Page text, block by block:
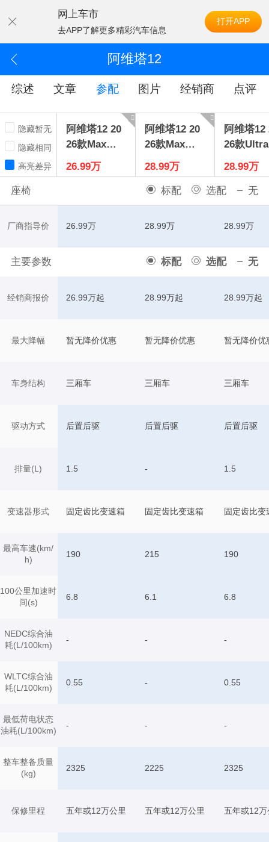
网上车市
去APP了解更多精彩汽车信息
打开APP
阿维塔12
综述 文章 参配 图片 经销商 点评
隐藏暂无
隐藏相同
高亮差异
阿维塔12 20
26款Max增
26.99万
阿维塔12 20
26款Max纯
28.99万
阿维塔12
26款
28.99万
座椅 标配 选配 无
厂商指导价
主要参数 标配 选配 无
经销商报价
最大降幅
车身结构
驱动方式
排量(L)
变速器形式
最高车速(km/
h)
100公里加速时
间(s)
NEDC综合油
耗(L/100km)
WLTC综合油
耗(L/100km)
最低荷电状态
油耗(L/100km)
整车整备质量
(kg)
保修里程
26.99万 28.99万 28.99万
26.99万起 28.99万起 28.99万起
暂无降价优惠 暂无降价优惠 暂无降价优
三厢车 三厢车 三厢车
后置后驱 后置后驱 后置后驱
1.5 - 1.5
固定齿比变速箱 固定齿比变速箱 固定齿比变
190 215 190
6.8 6.1 6.8
- - -
0.55 - 0.55
- - -
2325 2225 2325
五年或12万公里 五年或12万公里 五年或12万